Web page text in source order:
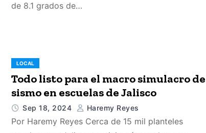
de 8.1 grados de…
LOCAL
Todo listo para el macro simulacro de
sismo en escuelas de Jalisco
Sep 18, 2024 Haremy Reyes
Por Haremy Reyes Cerca de 15 mil planteles